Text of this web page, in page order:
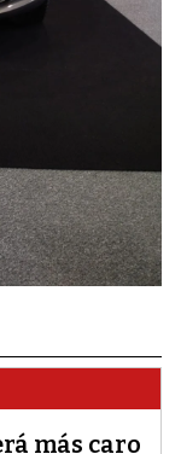
más caro